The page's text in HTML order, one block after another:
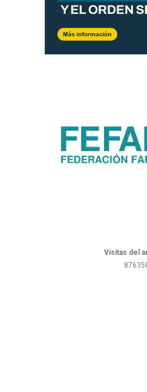
Visitas del